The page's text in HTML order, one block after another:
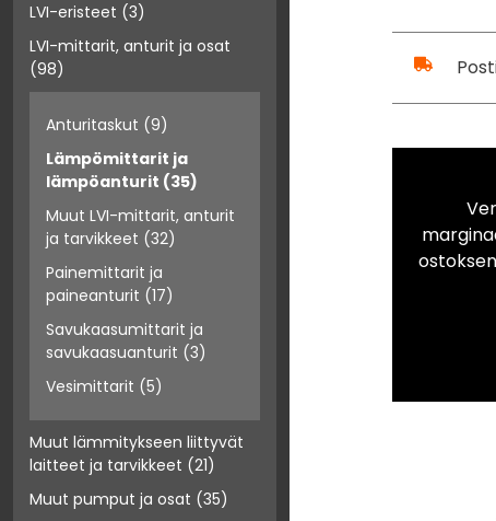
LVI-eristeet (3)
LVI-mittarit, anturit ja osat
(98)
Anturitaskut (9)
Lämpömittarit ja
lämpöanturit (35)
Muut LVI-mittarit, anturit
ja tarvikkeet (32)
Painemittarit ja
paineanturit (17)
Savukaasumittarit ja
savukaasuanturit (3)
Vesimittarit (5)
Muut lämmitykseen liittyvät
laitteet ja tarvikkeet (21)
Muut pumput ja osat (35)